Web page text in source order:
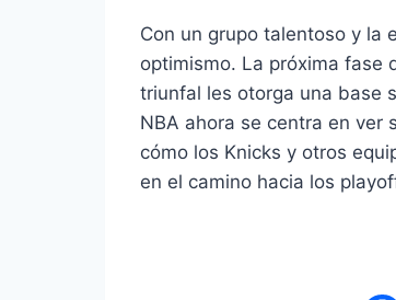
Con un grupo talentoso y la
optimismo. La próxima fase
triunfal les otorga una base
NBA ahora se centra en ver
cómo los Knicks y otros
en el camino hacia los